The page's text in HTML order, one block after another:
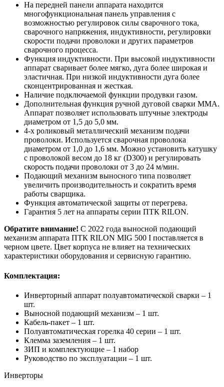
На передней панели аппарата находится
многофункциональная панель управления с
возможностью регулировок силы сварочного тока,
сварочного напряжения, индуктивности, регулировки
скорости подачи проволоки и других параметров
сварочного процесса.
Функция индуктивности. При высокой индуктивности
аппарат сваривает более мягко, дуга более широкая и
эластичная. При низкой индуктивности дуга более
сконцентрированная и жесткая.
Наличие подключаемой функции продувки газом.
Дополнительная функция ручной дуговой сварки MMA.
Аппарат позволяет использовать штучные электроды
диаметром от 1,5 до 5,0 мм.
4-х роликовый металлический механизм подачи
проволоки. Используется сварочная проволока
диаметром от 1,0 до 1,6 мм. Можно установить катушку
с проволокой весом до 18 кг (D300) и регулировать
скорость подачи проволоки от 3 до 24 м/мин.
Подающий механизм выносного типа позволяет
увеличить производительность и сократить время
работы сварщика.
Функция автоматической защиты от перегрева.
Гарантия 5 лет на аппараты серии ПТК RILON.
Обратите внимание! С 2022 года выносной подающий
механизм аппарата ПТК RILON MIG 500 I поставляется в
черном цвете. Цвет корпуса не влияет на технических
характеристики оборудования и сервисную гарантию.
Комплектация:
Инверторный аппарат полуавтоматической сварки – 1
шт.
Выносной подающий механизм – 1 шт.
Кабель-пакет – 1 шт.
Полуавтоматическая горелка 40 серии – 1 шт.
Клемма заземления – 1 шт.
ЗИП и комплектующие – 1 набор
Руководство по эксплуатации – 1 шт.
Инверторы